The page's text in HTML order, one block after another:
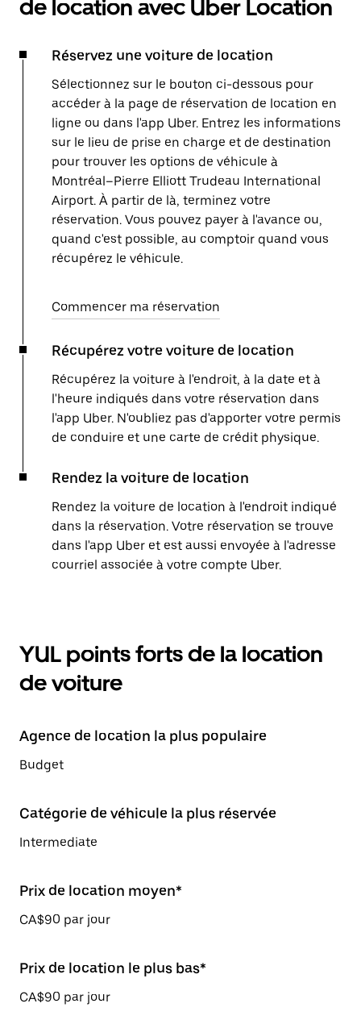
de location avec Uber Location
Réservez une voiture de location
Sélectionnez sur le bouton ci-dessous pour
accéder à la page de réservation de location en
ligne ou dans l'app Uber. Entrez les informations
sur le lieu de prise en charge et de destination
pour trouver les options de véhicule à
Montréal–Pierre Elliott Trudeau International
Airport. À partir de là, terminez votre
réservation. Vous pouvez payer à l'avance ou,
quand c'est possible, au comptoir quand vous
récupérez le véhicule.
Commencer ma réservation
Récupérez votre voiture de location
Récupérez la voiture à l'endroit, à la date et à
l'heure indiqués dans votre réservation dans
l'app Uber. N'oubliez pas d'apporter votre permis
de conduire et une carte de crédit physique.
Rendez la voiture de location
Rendez la voiture de location à l'endroit indiqué
dans la réservation. Votre réservation se trouve
dans l'app Uber et est aussi envoyée à l'adresse
courriel associée à votre compte Uber.
YUL points forts de la location
de voiture
Agence de location la plus populaire
Budget
Catégorie de véhicule la plus réservée
Intermediate
Prix de location moyen*
CA$90 par jour
Prix de location le plus bas*
CA$90 par jour